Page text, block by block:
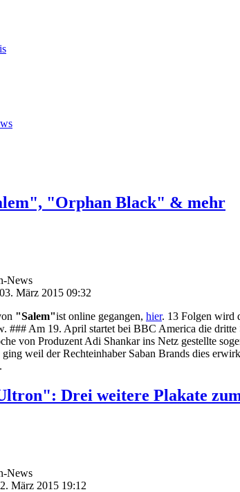
"Orphan Black" & mehr
News
März 2015 09:32
"Salem"ist online gegangen, hier. 13 Folgen wird
### Am 19. April startet bei BBC America die dritte
von Produzent Adi Shankar ins Netz gestellte
weil der Rechteinhaber Saban Brands dies
Drei weitere Plakate
News
März 2015 19:12